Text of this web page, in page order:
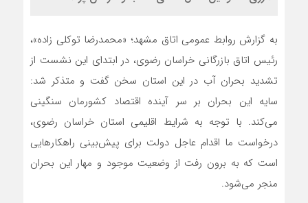
به گزارش روابط عمومی اتاق مشهد؛ «محمدرضا توکلی زاده»،
رئیس اتاق بازرگانی خراسان رضوی، در ابتدای این نشست از
تشدید بحران آب در این استان سخن گفت و متذکر شد:
سایه این بحران بر سر آینده اقتصاد کشورمان سنگینی
می‌کند. با توجه به شرایط اقلیمی استان خراسان رضوی،
درخواست ما اقدام عاجل دولت برای پیش‌بینی راهکارهایی
است که به برون رفت از وضعیت موجود و مهار این بحران
منجر می‌شود.